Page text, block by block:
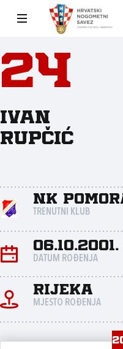
24
Ivan
Rupčić
NK
TRENUTNI KLUB
06.10.2001.
DATUM ROĐENJA
Rijeka
MJESTO ROĐENJA